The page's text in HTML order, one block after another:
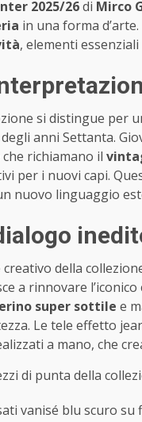
2025/26di Mirco
in una forma
, elementi
si distingue per
anni Settanta.
richiamano il
per i nuovi capi.
nuovo linguaggio
creativo della
a rinnovare
super sottile e
Le tele effetto
a mano, che
di punta della
vanisé blu scuro su